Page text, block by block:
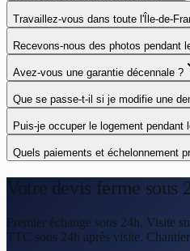
Travaillez-vous dans toute l'Île-de-
Recevons-nous des photos pendant
Avez-vous une garantie décennale ?
Que se passe-t-il si je modifie une
Puis-je occuper le logement pendant
Quels paiements et échelonnement
Votre devis ferme sous
Premier échange sous 24h. Visite
TTC sous 24h après visite.